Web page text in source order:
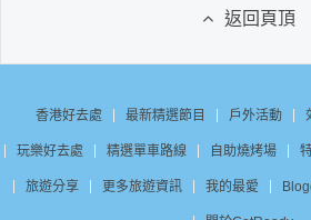
返回頁頂
香港好去處 最新精選節目 戶外活動
玩樂好去處 精選單車路線 自助燒烤場
旅遊分享 更多旅遊資訊 我的最愛